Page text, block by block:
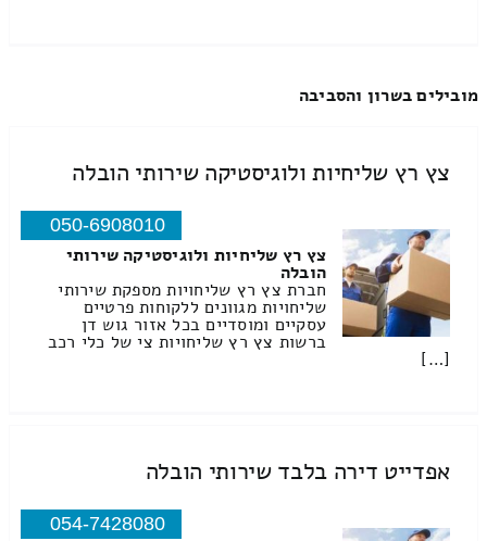
מובילים בשרון והסביבה
צץ רץ שליחיות ולוגיסטיקה שירותי הובלה
050-6908010
צץ רץ שליחיות ולוגיסטיקה שירותי
הובלה
חברת צץ רץ שליחויות מספקת שירותי
שליחויות מגוונים ללקוחות פרטיים
עסקיים ומוסדיים בכל אזור גוש דן
ברשות צץ רץ שליחויות צי של כלי רכב
[…]
אפדייט דירה בלבד שירותי הובלה
054-7428080